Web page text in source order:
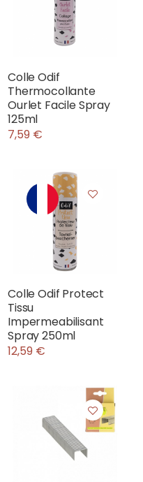
Colle Odif
Thermocollante
Ourlet Facile Spray
125ml
7,59 €
Colle Odif Protect
Tissu
Impermeabilisant
Spray 250ml
12,59 €